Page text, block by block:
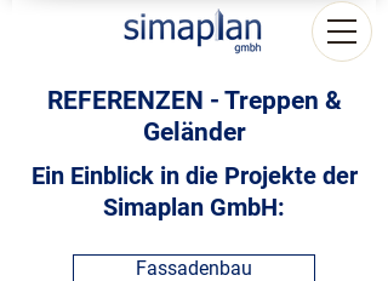
REFERENZEN - Treppen &
Geländer
Ein Einblick in die Projekte der
Simaplan GmbH:
Fassadenbau